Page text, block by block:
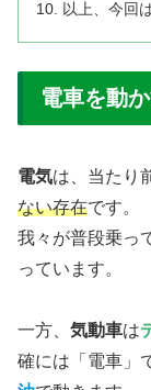
以上、今回
電車を動
電気は、当たり
ない存在です。
我々が普段乗っ
っています。
一方、 気動車は
確には「電車」